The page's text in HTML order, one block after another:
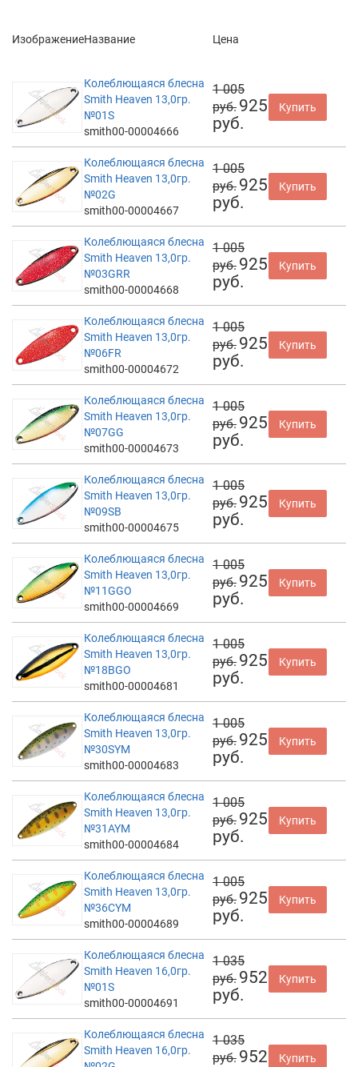
ИзображениеНазвание Цена
Колеблющаяся блесна
Smith Heaven 13,0гр.
№01S
smith00-00004666
1 005
руб. 925
руб.
Купить
Колеблющаяся блесна
Smith Heaven 13,0гр.
№02G
smith00-00004667
1 005
руб. 925
руб.
Купить
Колеблющаяся блесна
Smith Heaven 13,0гр.
№03GRR
smith00-00004668
1 005
руб. 925
руб.
Купить
Колеблющаяся блесна
Smith Heaven 13,0гр.
№06FR
smith00-00004672
1 005
руб. 925
руб.
Купить
Колеблющаяся блесна
Smith Heaven 13,0гр.
№07GG
smith00-00004673
1 005
руб. 925
руб.
Купить
Колеблющаяся блесна
Smith Heaven 13,0гр.
№09SB
smith00-00004675
1 005
руб. 925
руб.
Купить
Колеблющаяся блесна
Smith Heaven 13,0гр.
№11GGO
smith00-00004669
1 005
руб. 925
руб.
Купить
Колеблющаяся блесна
Smith Heaven 13,0гр.
№18BGO
smith00-00004681
1 005
руб. 925
руб.
Купить
Колеблющаяся блесна
Smith Heaven 13,0гр.
№30SYM
smith00-00004683
1 005
руб. 925
руб.
Купить
Колеблющаяся блесна
Smith Heaven 13,0гр.
№31AYM
smith00-00004684
1 005
руб. 925
руб.
Купить
Колеблющаяся блесна
Smith Heaven 13,0гр.
№36CYM
smith00-00004689
1 005
руб. 925
руб.
Купить
Колеблющаяся блесна
Smith Heaven 16,0гр.
№01S
smith00-00004691
1 035
руб. 952
руб.
Купить
Колеблющаяся блесна
Smith Heaven 16,0гр.
1 035
руб. 952
Купить